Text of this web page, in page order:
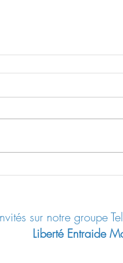
recréer une
sur notre groupe
Liberté Entraide